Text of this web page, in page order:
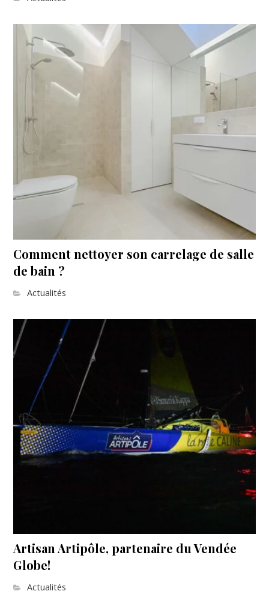
Comment nettoyer son carrelage de salle
de bain ?
Actualités
Artisan Artipôle, partenaire du Vendée
Globe!
Actualités